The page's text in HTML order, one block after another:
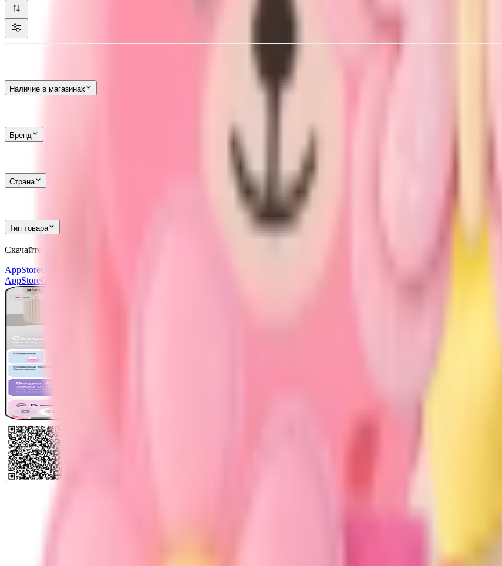
Наличие в магазинах
Бренд
Страна
Тип товара
Скачайте наше приложение
AppStoreGoogle Play
AppStoreGoogle Play